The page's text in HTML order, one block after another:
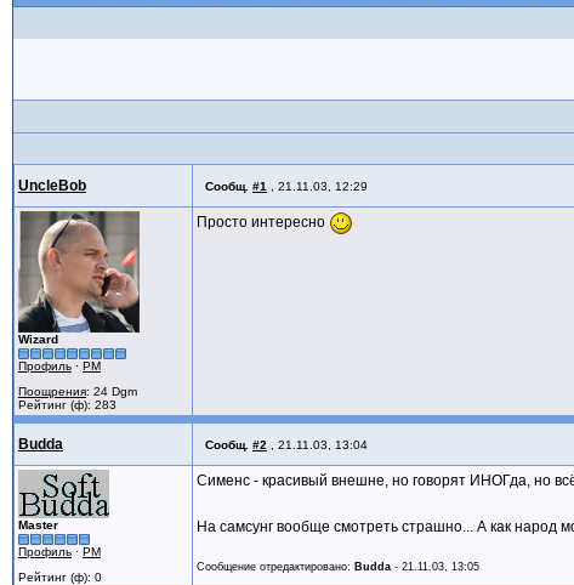
UncleBob Сообщ. #1 21.11.03, 12:29
Wizard
Профиль · PM
Поощрения: 24 Dgm
Рейтинг (ф): 283
Просто интересно
Budda Сообщ. #2 21.11.03, 13:04
Master
Профиль · PM
Рейтинг (ф): 0
Сименс - красивый внешне, но говорят ИНОГда, но
На самсунг вообще смотреть страшно... А как народ
Сообщение отредактировано: Budda - 21.11.03, 13:05